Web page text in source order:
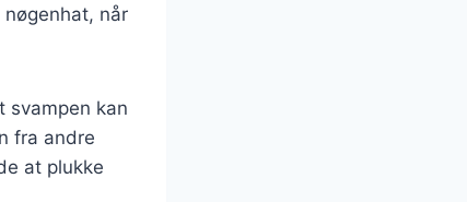
når
svampen kan
fra andre
at plukke